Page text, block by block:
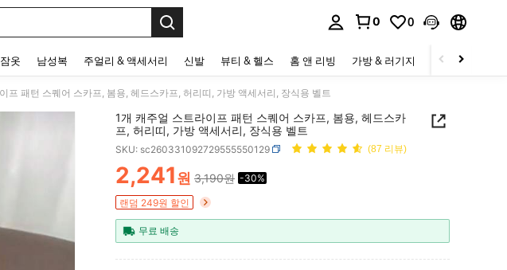
0 0
옷 남성복 주얼리 & 액세서리 신발 뷰티 & 헬스 홈 앤 리빙 가방 & 러기지 스포츠 & 아웃
프 패턴 스퀘어 스카프, 봄용, 헤드스카프, 허리띠, 가방 액세서리, 장식용 벨트
1개 캐주얼 스트라이프 패턴 스퀘어 스카프, 봄용, 헤드스카
프, 허리띠, 가방 액세서리, 장식용 벨트
SKU: sc260331092729555550129 (87 리뷰)
PRICE AND AVAILABILITY
2,241원 3,190원 -30%
랜덤 249원 할인
무료 배송